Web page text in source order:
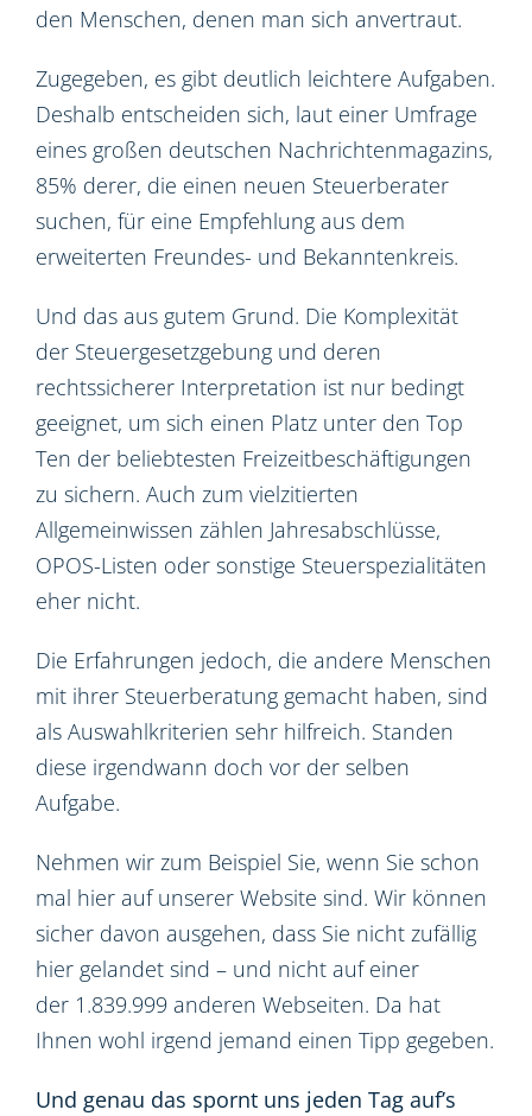
den Menschen, denen man sich anvertraut.
Zugegeben, es gibt deutlich leichtere Aufgaben.
Deshalb entscheiden sich, laut einer Umfrage
eines großen deutschen Nachrichtenmagazins,
85% derer, die einen neuen Steuerberater
suchen, für eine Empfehlung aus dem
erweiterten Freundes- und Bekanntenkreis.
Und das aus gutem Grund. Die Komplexität
der Steuergesetzgebung und deren
rechtssicherer Interpretation ist nur bedingt
geeignet, um sich einen Platz unter den Top
Ten der beliebtesten Freizeitbeschäftigungen
zu sichern. Auch zum vielzitierten
Allgemeinwissen zählen Jahresabschlüsse,
OPOS-Listen oder sonstige Steuerspezialitäten
eher nicht.
Die Erfahrungen jedoch, die andere Menschen
mit ihrer Steuerberatung gemacht haben, sind
als Auswahlkriterien sehr hilfreich. Standen
diese irgendwann doch vor der selben
Aufgabe.
Nehmen wir zum Beispiel Sie, wenn Sie schon
mal hier auf unserer Website sind. Wir können
sicher davon ausgehen, dass Sie nicht zufällig
hier gelandet sind – und nicht auf einer
der 1.839.999 anderen Webseiten. Da hat
Ihnen wohl irgend jemand einen Tipp gegeben.
Und genau das spornt uns jeden Tag auf’s